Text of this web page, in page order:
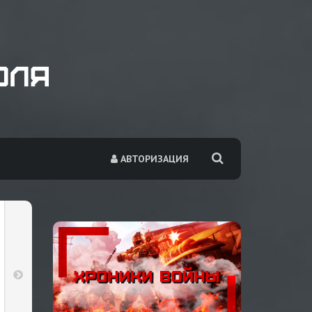
АВТОРИЗАЦИЯ